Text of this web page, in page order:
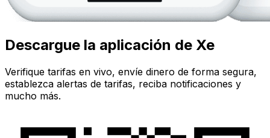
Descargue la aplicación de Xe
Verifique tarifas en vivo, envíe dinero de forma segura,
establezca alertas de tarifas, reciba notificaciones y
mucho más.